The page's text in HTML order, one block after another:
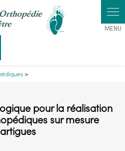
>
pour la réalisation
sur mesure